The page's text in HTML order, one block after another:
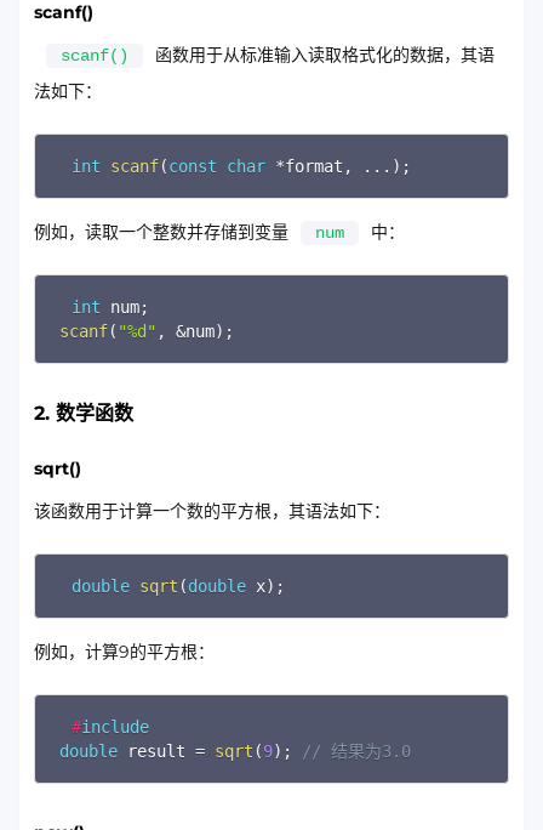
scanf()
scanf()
函数用于从标准输入读取格式化的数据，其语
法如下：
int scanf(const char *format , . . . ) ;
例如，读取一个整数并存储到变量 num 中：
int num;
scanf( "%d" , &num) ;
2. 数学函数
sqrt()
该函数用于计算一个数的平方根，其语法如下：
double sqrt (double x) ;
例如，计算9的平方根：
#include
double result = sqrt (9) ; // 结果为3.0